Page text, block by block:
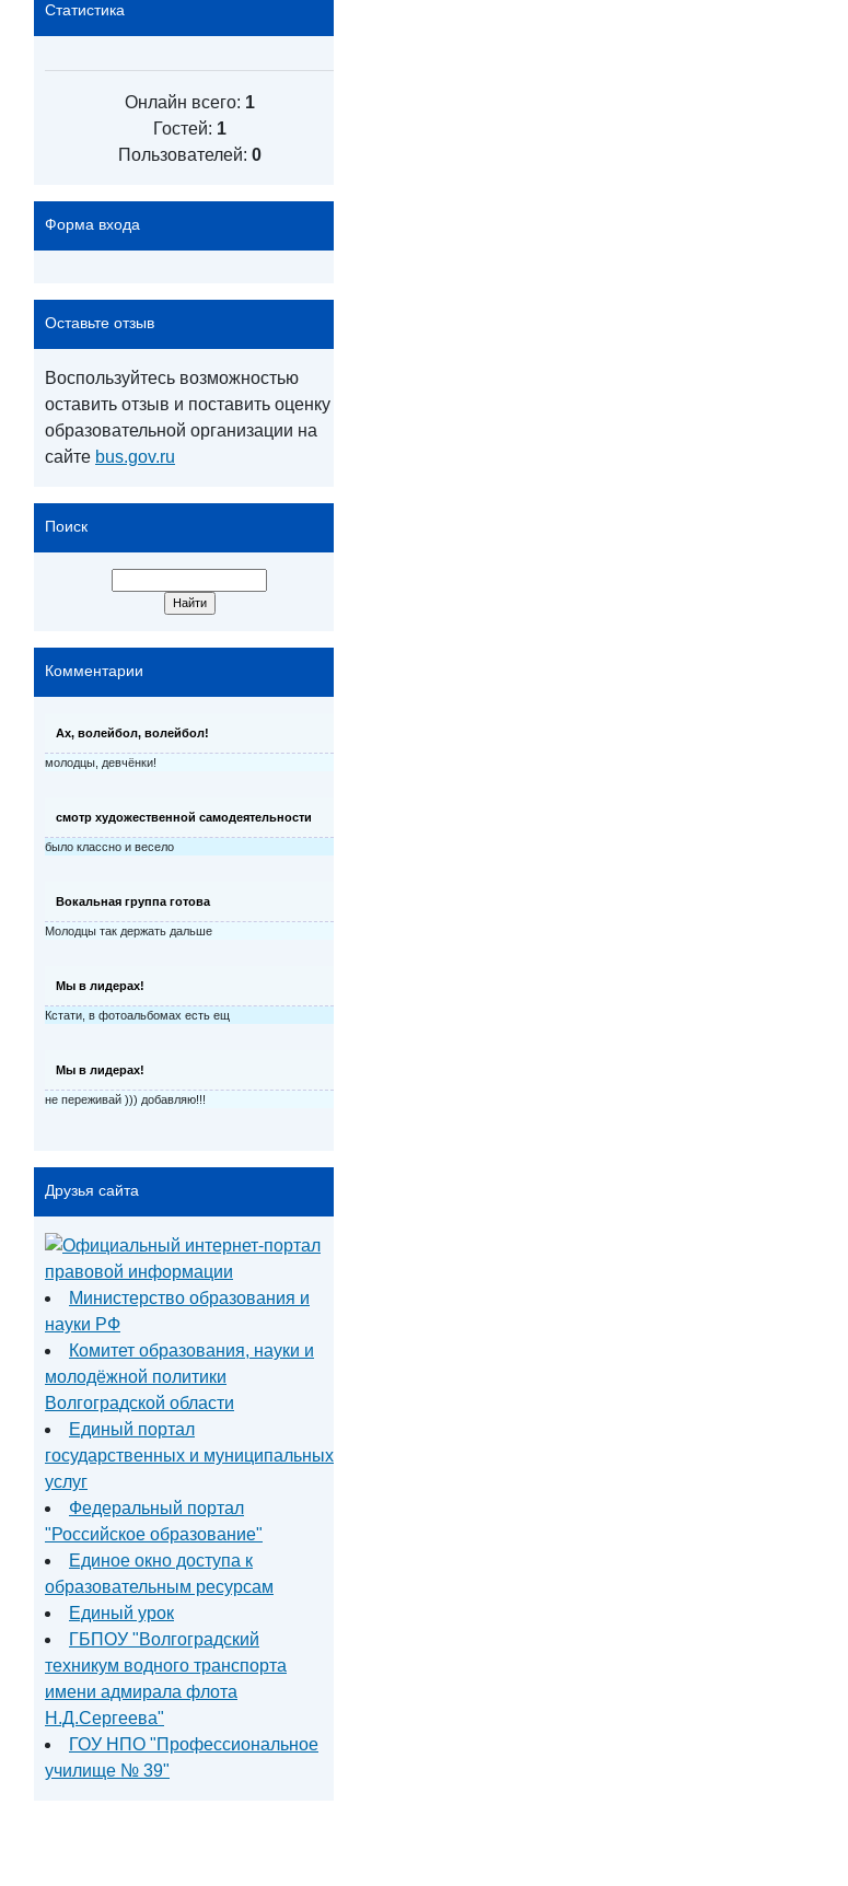
Статистика
Онлайн всего: 1
Гостей: 1
Пользователей: 0
Форма входа
Оставьте отзыв
Воспользуйтесь возможностью
оставить отзыв и поставить оценку
образовательной организации на
сайте bus.gov.ru
Поиск
Комментарии
Ах, волейбол, волейбол!
молодцы, девчёнки!
смотр художественной самодеятельности
было классно и весело
Вокальная группа готова
Молодцы так держать дальше
Мы в лидерах!
Кстати, в фотоальбомах есть ещ
Мы в лидерах!
не переживай ))) добавляю!!!
Друзья сайта
Министерство образования и
науки РФ
Комитет образования, науки и
молодёжной политики
Волгоградской области
Единый портал
государственных и муниципальных
услуг
Федеральный портал
"Российское образование"
Единое окно доступа к
образовательным ресурсам
Единый урок
ГБПОУ "Волгоградский
техникум водного транспорта
имени адмирала флота
Н.Д.Сергеева"
ГОУ НПО "Профессиональное
училище № 39"